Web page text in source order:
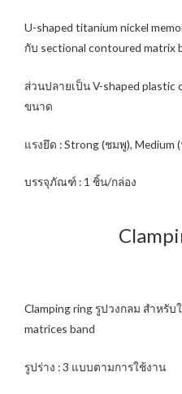
U-shaped titanium nickel
กับ sectional contoured matrix
ส่วนปลายเป็น V-shaped plastic
ขนาด
แรงยึด : Strong (ชมพู), Medium
บรรจุภัณฑ์ : 1 ชิ้น/กล่อง
Clamping ring รูปวงกลม สำหรั
matrices band
รูปร่าง : 3 แบบตามการใช้งาน